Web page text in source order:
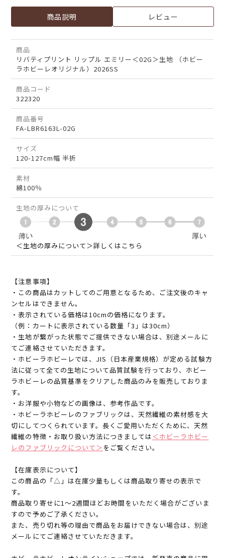
商品説明 レビュー
商品
リバティプリント リップル エミリー＜02G＞生地 （ホビー
ラホビーレオリジナル）2026SS
商品コード
322320
商品番号
FA-LBR6163L-02G
サイズ
120-127cm幅 半折
素材
綿100％
生地の厚みについて
＜生地の厚みについて＞詳しくはこちら
【注意事項】
・この商品はカットしてのご用意となるため、ご注文後のキャ
ンセルはできません。
・表示されている価格は10cmの価格になります。
（例：カートに表示されている数量「3」は30cm）
・生地が繋がった状態でご提供できない場合は、別途メールに
てご連絡させていただきます。
・ホビーラホビーレでは、JIS（日本産業規格）が定める試験方
法に従って全ての生地について品質試験を行っており、ホビー
ラホビーレの品質基準をクリアした商品のみを販売しておりま
す。
・お洋服や小物などの画像は、参考作品です。
・ホビーラホビーレのファブリックは、天然繊維の素材感を大
切にしてつくられています。長くご愛用いただくために、天然
繊維の特徴・お取り扱い方法につきましては＜ホビーラホビー
レのファブリックについて＞ をご覧ください。
【在庫表示について】
この商品の「△」は在庫少量もしくは商品取り寄せの表示で
す。
商品取り寄せに1～2週間ほどお時間をいただく場合がございま
すので予めご了承ください。
また、売り切れ等の理由で商品をお届けできない場合は、別途
メールにてご連絡させていただきます。